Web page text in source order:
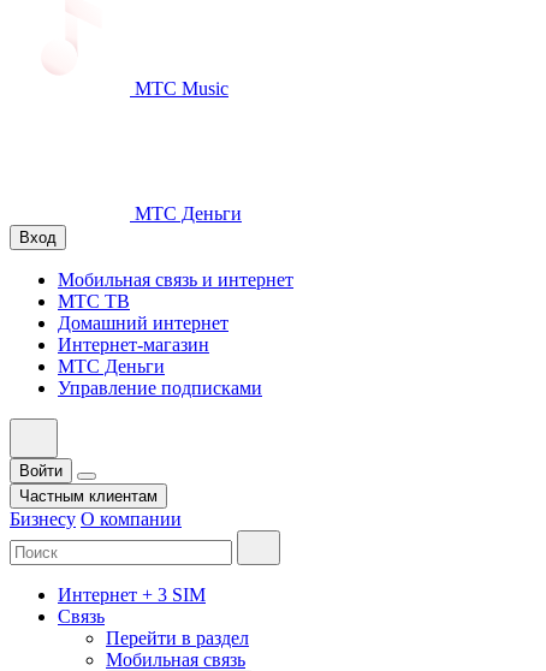
МТС Music
МТС Деньги
Вход
Мобильная связь и интернет
МТС ТВ
Домашний интернет
Интернет-магазин
МТС Деньги
Управление подписками
Войти
Частным клиентам
Бизнесу О компании
Интернет + 3 SIM
Связь
Перейти в раздел
Мобильная связь